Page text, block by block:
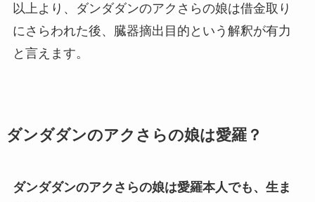
以上より、
ダンダダンのアクさらの娘は借金取り
にさらわれた後、臓器摘出目的という解釈が有力
と言えます。
ダンダダンのアクさらの娘は愛羅？
ダンダダンのアクさらの娘は愛羅本人でも、生ま